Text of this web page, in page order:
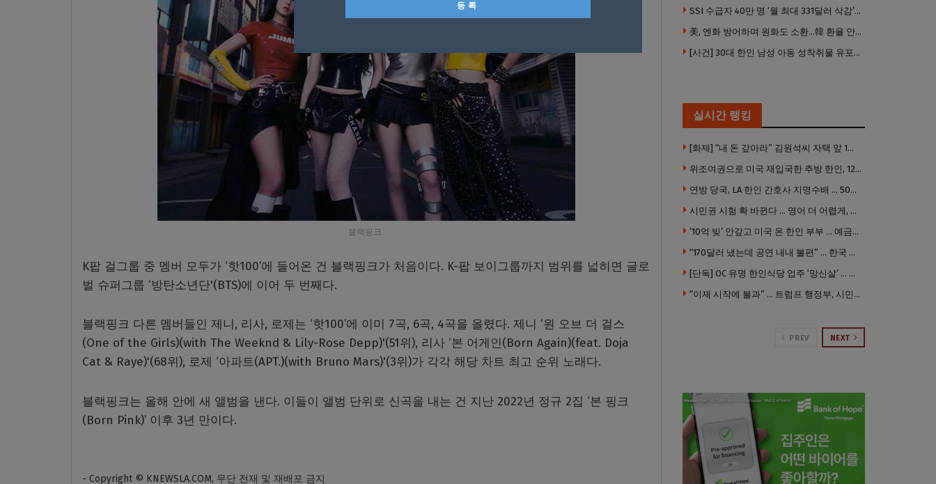
블랙핑크.
K팝 걸그룹 중 멤버 모두가 ‘핫100’에 들어온 건 블랙핑크가 처음이다. K-팝 보이그룹까지 범위를 넓히면 글로
벌 슈퍼그룹 ‘방탄소년단'(BTS)에 이어 두 번째다.
블랙핑크 다른 멤버들인 제니, 리사, 로제는 ‘핫100’에 이미 7곡, 6곡, 4곡을 올렸다. 제니 ‘원 오브 더 걸스
(One of the Girls)(with The Weeknd & Lily-Rose Depp)'(51위), 리사 ‘본 어게인(Born Again)(feat. Doja
Cat & Raye)'(68위), 로제 ‘아파트(APT.)(with Bruno Mars)'(3위)가 각각 해당 차트 최고 순위 노래다.
블랙핑크는 올해 안에 새 앨범을 낸다. 이들이 앨범 단위로 신곡을 내는 건 지난 2022년 정규 2집 ‘본 핑크
(Born Pink)’ 이후 3년 만이다.
- Copyright © KNEWSLA.COM, 무단 전재 및 재배포 금지
SSI 수급자 40만 명 ‘월 최대 331달러 삭감’ 위기…10만 명은 수급자격 상실
美, 엔화 방어하며 원화도 소환…韓 환율 안정 ‘우군’ 되나
[사건] 30대 한인 남성 아동 성착취물 유포 혐의로 체포
실시간 랭킹
[화제] “내 돈 갚아라” 김원석씨 자택 앞 1인 광대 시위 … 한인 투자사, “108만 달러 못받아”
위조여권으로 미국 재입국한 추방 한인, 120만 달러 은행 사기 행각
연방 당국, LA 한인 간호사 지명수배 … 500만 달러 메디캐어 사기, 선고 직전 한국 도주
시민권 시험 확 바뀐다 … 영어 더 어렵게, 민간시험 도입 추진
’10억 빚’ 안갚고 미국 온 한인 부부 … 예금보험공사, 미국서 소송
“170달러 냈는데 공연 내내 불편” … 한국 코미디언 LA공연, 음향 불량에 외모 비하 개그 논란
[단독] OC 유명 한인식당 업주 ‘망신살’ … 육류대금 안 갚자 식당서 공개추심
“이제 시작에 불과” … 트럼프 행정부, 시민권 박탈 본격화
PREV NEXT